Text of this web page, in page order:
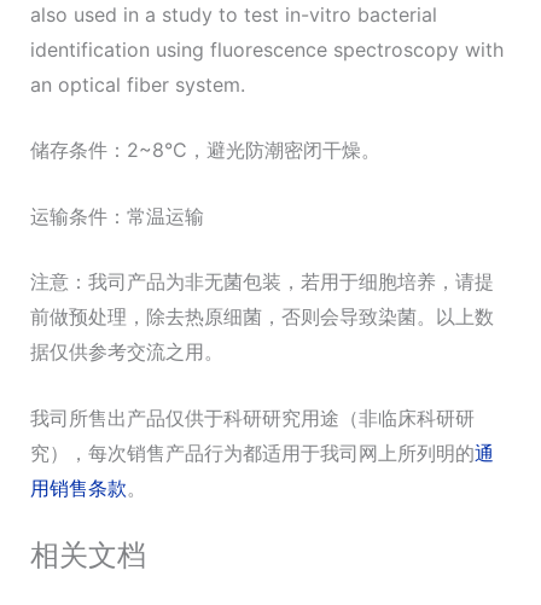
also used in a study to test in-vitro bacterial
identification using fluorescence spectroscopy with
an optical fiber system.
储存条件：2~8°C，避光防潮密闭干燥。
运输条件：常温运输
注意：我司产品为非无菌包装，若用于细胞培养，请提
前做预处理，除去热原细菌，否则会导致染菌。以上数
据仅供参考交流之用。
我司所售出产品仅供于科研研究用途（非临床科研研
究），每次销售产品行为都适用于我司网上所列明的通
用销售条款。
相关文档